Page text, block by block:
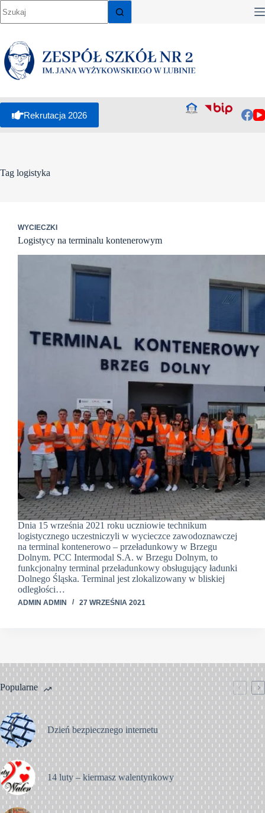
do
treści
Rekrutacja 2026
Tag logistyka
WYCIECZKI
Logistycy na terminalu kontenerowym
Dnia 15 września 2021 roku uczniowie technikum
logistycznego uczestniczyli w wycieczce zawodoznawczej
na terminal kontenerowo – przeładunkowy w Brzegu
Dolnym. PCC Intermodal S.A. w Brzegu Dolnym, to
funkcjonalny terminal przeładunkowy obsługujący ładunki
Dolnego Śląska. Terminal jest zlokalizowany w bliskiej
odległości…
ADMIN ADMIN 27 WRZEŚNIA 2021
Popularne
Dzień bezpiecznego internetu
14 luty – kiermasz walentynkowy